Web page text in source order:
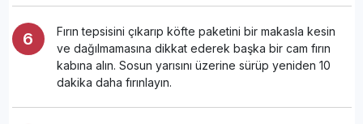
Fırın tepsisini çıkarıp köfte paketini bir makasla kesin
ve dağılmamasına dikkat ederek başka bir cam fırın
kabına alın. Sosun yarısını üzerine sürüp yeniden 10
dakika daha fırınlayın.